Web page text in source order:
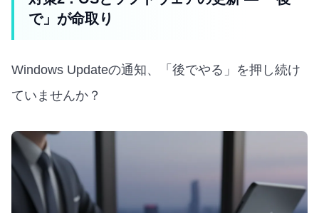
で」が命取り
Windows Updateの通知、「後でやる」を押し続け
ていませんか？